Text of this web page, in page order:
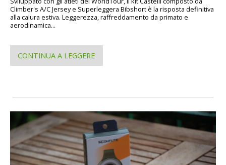
Climber's A/C Jersey e Superleggera Bibshort è la risposta definitiva
alla calura estiva. Leggerezza, raffreddamento da primato e
aerodinamica...
CONTINUA A LEGGERE